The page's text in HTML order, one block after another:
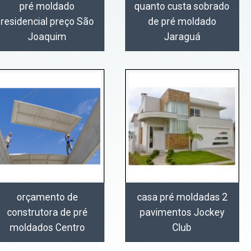
pré moldado
residencial preço São
Joaquim
quanto custa sobrado
de pré moldado
Jaraguá
orçamento de
construtora de pré
moldados Centro
casa pré moldadas 2
pavimentos Jockey
Club